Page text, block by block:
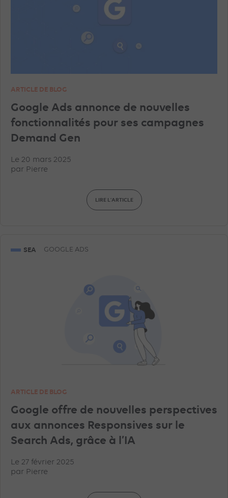
ARTICLE DE BLOG
Google Ads annonce de nouvelles
fonctionnalités pour ses campagnes
Demand Gen
Le 20 mars 2025
par Pierre
LIRE L'ARTICLE
SEA GOOGLE ADS
ARTICLE DE BLOG
Google offre de nouvelles perspectives
aux annonces Responsives sur le
Search Ads, grâce à l’IA
Le 27 février 2025
par Pierre